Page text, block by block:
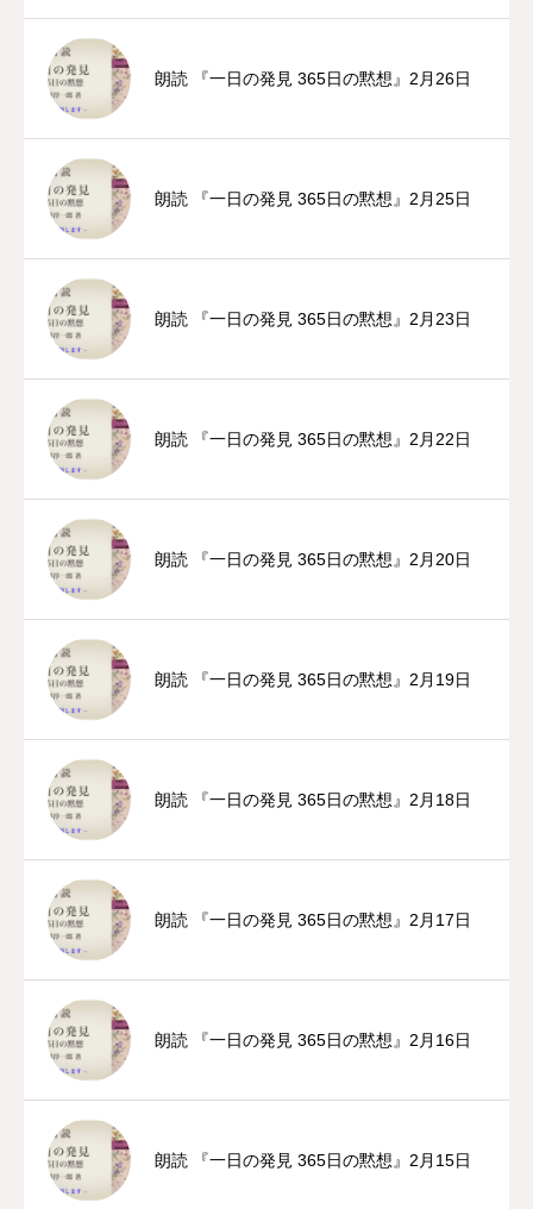
朗読 『一日の発見 365日の黙想』2月26日
朗読 『一日の発見 365日の黙想』2月25日
朗読 『一日の発見 365日の黙想』2月23日
朗読 『一日の発見 365日の黙想』2月22日
朗読 『一日の発見 365日の黙想』2月20日
朗読 『一日の発見 365日の黙想』2月19日
朗読 『一日の発見 365日の黙想』2月18日
朗読 『一日の発見 365日の黙想』2月17日
朗読 『一日の発見 365日の黙想』2月16日
朗読 『一日の発見 365日の黙想』2月15日